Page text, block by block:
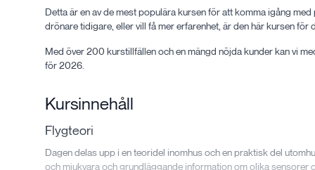
Detta är en av de mest populära kursen för att komma igång
drönare tidigare, eller vill få mer erfarenhet, är den här kursen för
Med över 200 kurstillfällen och en mängd nöjda kunder kan vi
för 2026.
Kursinnehåll
Flygteori
Dagen delas upp i en teoridel inomhus och en praktisk del
och mjukvara och grundläggande information om olika